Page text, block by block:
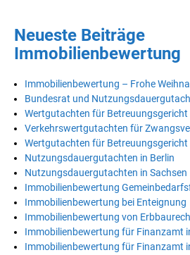
Neueste Beiträge
Immobilienbewertung
Immobilienbewertung – Frohe
Bundesrat und
Wertgutachten für Betreuungsgericht
Verkehrswertgutachten für
Wertgutachten für Betreuungsgericht
Nutzungsdauergutachten in Berlin
Nutzungsdauergutachten in Sachsen
Immobilienbewertung
Immobilienbewertung bei Enteignung
Immobilienbewertung von
Immobilienbewertung für Finanzamt
Immobilienbewertung für Finanzamt